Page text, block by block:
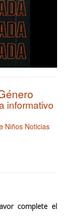
informativo
Niños Noticias
complete el